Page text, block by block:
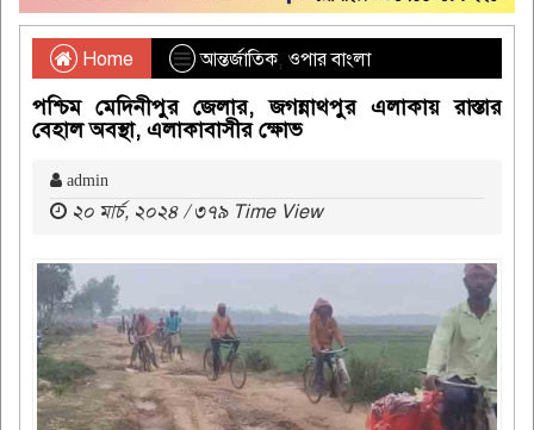
Home আন্তর্জাতিক, ওপার বাংলা
পশ্চিম মেদিনীপুর জেলার, জগন্নাথপুর এলাকায় রাস্তার
বেহাল অবস্থা, এলাকাবাসীর ক্ষোভ
admin
২০ মার্চ, ২০২৪ / ৩৭৯ Time View